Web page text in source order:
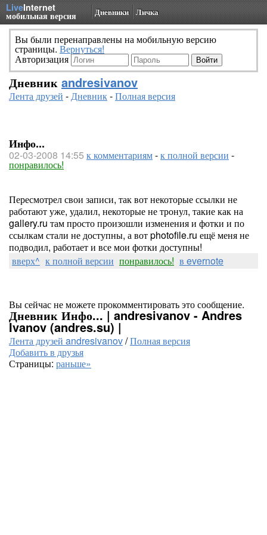
LiveInternet
мобильная версия Дневники Личка
Вы были перенаправлены на мобильную версию
страницы. Вернуться!
Авторизация
Дневник andresivanov
Лента друзей -Дневник-Полная версия
Инфо...
02-03-2008 14:55 к комментариям-к полной версии -
понравилось!
Пересмотрел свои записи, так вот некоторые ссылки не
работают уже, удалил, некоторые не тронул, такие как на
gallery.ru там просто произошли изменения и фотки и по
ссылкам стали не доступны, а вот photofile.ru ещё меня не
подводил, работает и все мои фотки доступны!
вверх^ к полной версии понравилось! в evernote
Вы сейчас не можете прокомментировать это сообщение.
Дневник Инфо... | andresivanov - Andres
Ivanov (andres.su) |
Лента друзей andresivanov/Полная версия
Добавить в друзья
Страницы: раньше»